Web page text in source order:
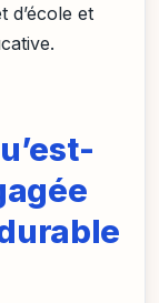
d’école et